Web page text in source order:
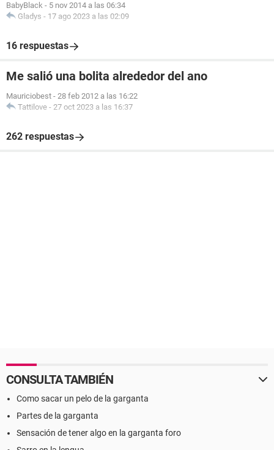
BabyBlack - 5 nov 2014 a las 06:34
Gladys - 17 ago 2023 a las 02:09
16 respuestas
Me salió una bolita alrededor del ano
Mauriciobest - 28 feb 2012 a las 16:22
Tattilove - 27 oct 2023 a las 16:37
262 respuestas
CONSULTA TAMBIÉN
Como sacar un pelo de la garganta
Partes de la garganta
Sensación de tener algo en la garganta foro